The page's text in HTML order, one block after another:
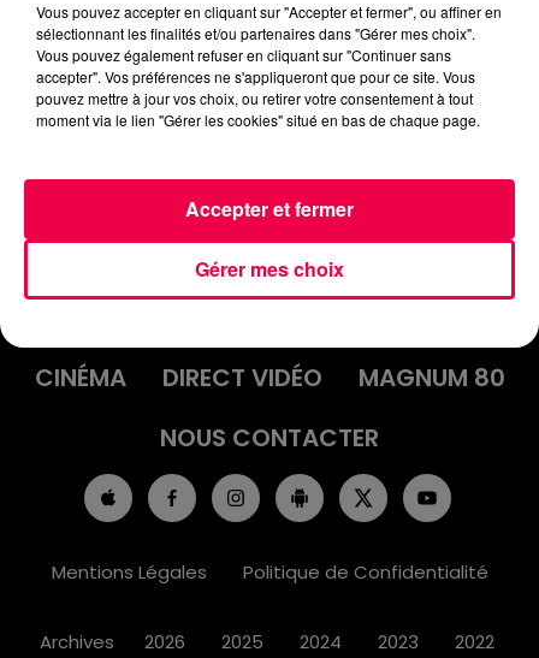
L'ASTROTOP DU LUNDI 15
SEPTEMBRE
INFOS
EMISSIONS
CINÉMA
DIRECT VIDÉO
MAGNUM 80
NOUS CONTACTER
Mentions Légales Politique de Confidentialité
Archives 2026 2025 2024 2023 2022
Vous pouvez accepter en cliquant sur "Accepter et fermer", ou affiner en
sélectionnant les finalités et/ou partenaires dans "Gérer mes choix".
Vous pouvez également refuser en cliquant sur "Continuer sans
accepter". Vos préférences ne s'appliqueront que pour ce site. Vous
pouvez mettre à jour vos choix, ou retirer votre consentement à tout
moment via le lien "Gérer les cookies" situé en bas de chaque page.
Gérer mes choix
Accepter et fermer